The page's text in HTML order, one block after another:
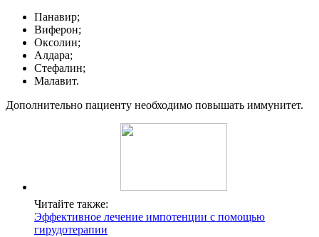
Панавир;
Виферон;
Оксолин;
Алдара;
Стефалин;
Малавит.
Дополнительно пациенту необходимо повышать иммунитет.
Читайте также:
Эффективное лечение импотенции с помощью
гирудотерапии